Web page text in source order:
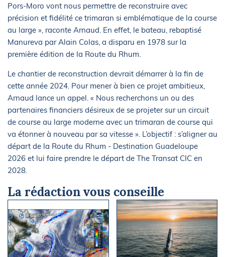
Pors-Moro vont nous permettre de reconstruire avec
précision et fidélité ce trimaran si emblématique de la course
au large », raconte Arnaud. En effet, le bateau, rebaptisé
Manureva par Alain Colas, a disparu en 1978 sur la
première édition de la Route du Rhum.
Le chantier de reconstruction devrait démarrer à la fin de
cette année 2024. Pour mener à bien ce projet ambitieux,
Arnaud lance un appel. « Nous recherchons un ou des
partenaires financiers désireux de se projeter sur un circuit
de course au large moderne avec un trimaran de course qui
va étonner à nouveau par sa vitesse ». L’objectif : s’aligner au
départ de la Route du Rhum - Destination Guadeloupe
2026 et lui faire prendre le départ de The Transat CIC en
2028.
La rédaction vous conseille